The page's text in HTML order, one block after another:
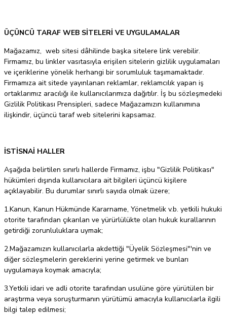
ÜÇÜNCÜ TARAF WEB SİTELERİ VE UYGULAMALAR
Mağazamız, web sitesi dâhilinde başka sitelere link verebilir.
Firmamız, bu linkler vasıtasıyla erişilen sitelerin gizlilik uygulamaları
ve içeriklerine yönelik herhangi bir sorumluluk taşımamaktadır.
Firmamıza ait sitede yayınlanan reklamlar, reklamcılık yapan iş
ortaklarımız aracılığı ile kullanıcılarımıza dağıtılır. İş bu sözleşmedeki
Gizlilik Politikası Prensipleri, sadece Mağazamızın kullanımına
ilişkindir, üçüncü taraf web sitelerini kapsamaz.
İSTİSNAİ HALLER
Aşağıda belirtilen sınırlı hallerde Firmamız, işbu "Gizlilik Politikası"
hükümleri dışında kullanıcılara ait bilgileri üçüncü kişilere
açıklayabilir. Bu durumlar sınırlı sayıda olmak üzere;
1.Kanun, Kanun Hükmünde Kararname, Yönetmelik v.b. yetkili hukuki
otorite tarafından çıkarılan ve yürürlülükte olan hukuk kurallarının
getirdiği zorunluluklara uymak;
2.Mağazamızın kullanıcılarla akdettiği "Üyelik Sözleşmesi"'nin ve
diğer sözleşmelerin gereklerini yerine getirmek ve bunları
uygulamaya koymak amacıyla;
3.Yetkili idari ve adli otorite tarafından usulüne göre yürütülen bir
araştırma veya soruşturmanın yürütümü amacıyla kullanıcılarla ilgili
bilgi talep edilmesi;